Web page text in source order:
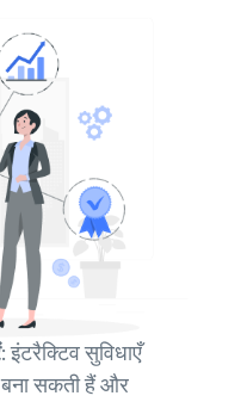
इंटरैक्टिव सुविधाएँ
सकती हैं और